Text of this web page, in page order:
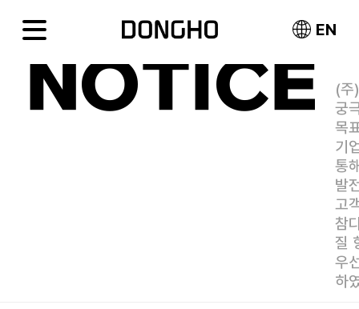
EN
NOTICE
(주
궁
목
기
통
발
고
참
질
우
하